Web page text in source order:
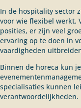
In de hospitality sector
voor wie flexibel werkt.
posities, er zijn veel
ervaring op te doen in
vaardigheden
Binnen de horeca kun
specialisaties kunnen
verantwoordelijkheden.